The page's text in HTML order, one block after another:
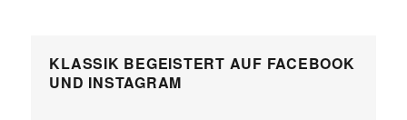
KLASSIK BEGEISTERT AUF FACEBOOK
UND INSTAGRAM